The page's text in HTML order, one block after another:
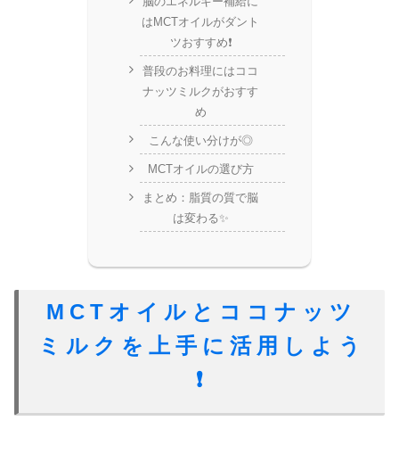
はMCTオイルがダント
ツおすすめ❗️
普段のお料理にはココ
ナッツミルクがおすす
め
こんな使い分けが◎
MCTオイルの選び方
まとめ：脂質の質で脳
は変わる✨
​MCTオイルとココナッツ
ミルクを上手に活用しよう
❗️